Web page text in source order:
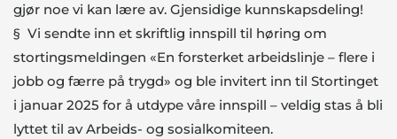
gjør noe vi kan lære av. Gjensidige kunnskapsdeling!
§ Vi sendte inn et skriftlig innspill til høring om
stortingsmeldingen «En forsterket arbeidslinje – flere i
jobb og færre på trygd» og ble invitert inn til Stortinget
i januar 2025 for å utdype våre innspill – veldig stas å bli
lyttet til av Arbeids- og sosialkomiteen.